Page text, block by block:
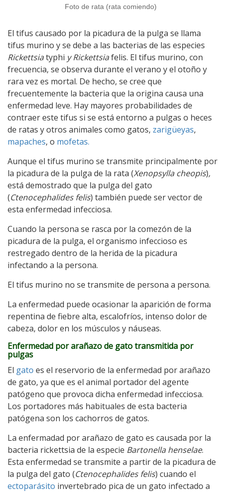
Foto de rata (rata comiendo)
El tifus causado por la picadura de la pulga se llama
tifus murino y se debe a las bacterias de las especies
Rickettsiatyphi y Rickettsiafelis. El tifus murino, con
frecuencia, se observa durante el verano y el otoño y
rara vez es mortal. De hecho, se cree que
frecuentemente la bacteria que la origina causa una
enfermedad leve. Hay mayores probabilidades de
contraer este tifus si se está entorno a pulgas o heces
de ratas y otros animales como gatos, zarigüeyas,
mapaches, o mofetas.
Aunque el tifus murino se transmite principalmente por
la picadura de la pulga de la rata (Xenopsylla cheopis),
está demostrado que la pulga del gato
(Ctenocephalides felis) también puede ser vector de
esta enfermedad infecciosa.
Cuando la persona se rasca por la comezón de la
picadura de la pulga, el organismo infeccioso es
restregado dentro de la herida de la picadura
infectando a la persona.
El tifus murino no se transmite de persona a persona.
La enfermedad puede ocasionar la aparición de forma
repentina de fiebre alta, escalofríos, intenso dolor de
cabeza, dolor en los músculos y náuseas.
Enfermedad por arañazo de gato transmitida por
pulgas
El gato es el reservorio de la enfermedad por arañazo
de gato, ya que es el animal portador del agente
patógeno que provoca dicha enfermedad infecciosa.
Los portadores más habituales de esta bacteria
patógena son los cachorros de gatos.
La enfermadad por arañazo de gato es causada por la
bacteria rickettsia de la especie Bartonella henselae.
Esta enfermedad se transmite a partir de la picadura de
la pulga del gato (Ctenocephalides felis) cuando el
ectoparásito invertebrado pica de un gato infectado a